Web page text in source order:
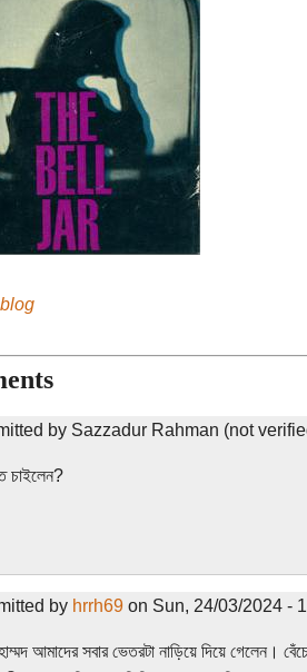
blog
by Sazzadur Rahman (not
চাইলেন?
by hrrh69on Sun, 24/03/2024 -
আমাদের সবার ভেতরটা নাড়িয়ে দিয়ে গেলেন।